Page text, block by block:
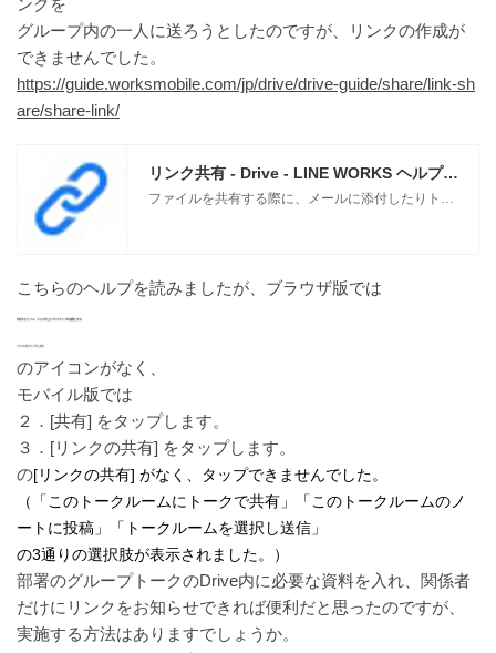
ンクを
グループ内の一人に送ろうとしたのですが、リンクの作成が
できませんでした。
https://guide.worksmobile.com/jp/drive/drive-guide/share/link-sh
are/share-link/
リンク共有 - Drive - LINE WORKS ヘルプセンター
ファイルを共有する際に、メールに添付したりトークで直接送信する代わりに、Drive のリンクを共有することができます。 安全にファイルを共有したい場合には、アクセス権限や有効期限、編集権限を設定して共有することができます
are/share-link/
こちらのヘルプを読みましたが、ブラウザ版では
共有するファイル、フォルダの上にマウスポインタを移動します。
アイコンをクリックします。
のアイコンがなく、
モバイル版では
２．[共有] をタップします。
３．[リンクの共有] をタップします。
の[リンクの共有] がなく、タップできませんでした。
（「このトークルームにトークで共有」「このトークルームのノ
ートに投稿」「トークルームを選択し送信」
の3通りの選択肢が表示されました。）
部署のグループトークのDrive内に必要な資料を入れ、関係者
だけにリンクをお知らせできれば便利だと思ったのですが、
実施する方法はありますでしょうか。